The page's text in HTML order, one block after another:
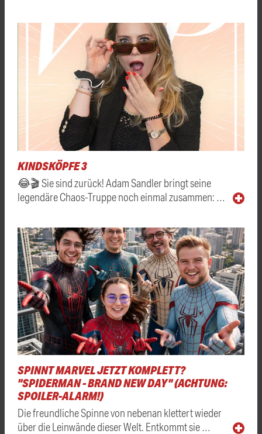
KINDSKÖPFE 3
😂🎬 Sie sind zurück! Adam Sandler bringt seine
legendäre Chaos-Truppe noch einmal zusammen: …
SPINNT MARVEL JETZT KOMPLETT?
"SPIDERMAN - BRAND NEW DAY" (ACHTUNG:
SPOILER-ALARM!)
Die freundliche Spinne von nebenan klettert wieder
über die Leinwände dieser Welt. Entkommt sie …